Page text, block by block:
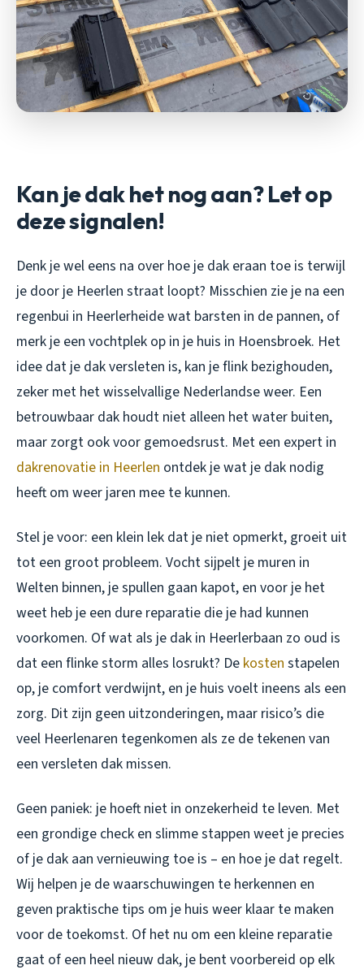
Kan je dak het nog aan? Let op
deze signalen!
Denk je wel eens na over hoe je dak eraan toe is terwijl
je door je Heerlen straat loopt? Misschien zie je na een
regenbui in Heerlerheide wat barsten in de pannen, of
merk je een vochtplek op in je huis in Hoensbroek. Het
idee dat je dak versleten is, kan je flink bezighouden,
zeker met het wisselvallige Nederlandse weer. Een
betrouwbaar dak houdt niet alleen het water buiten,
maar zorgt ook voor gemoedsrust. Met een expert in
dakrenovatie in Heerlen ontdek je wat je dak nodig
heeft om weer jaren mee te kunnen.
Stel je voor: een klein lek dat je niet opmerkt, groeit uit
tot een groot probleem. Vocht sijpelt je muren in
Welten binnen, je spullen gaan kapot, en voor je het
weet heb je een dure reparatie die je had kunnen
voorkomen. Of wat als je dak in Heerlerbaan zo oud is
dat een flinke storm alles losrukt? De kosten stapelen
op, je comfort verdwijnt, en je huis voelt ineens als een
zorg. Dit zijn geen uitzonderingen, maar risico’s die
veel Heerlenaren tegenkomen als ze de tekenen van
een versleten dak missen.
Geen paniek: je hoeft niet in onzekerheid te leven. Met
een grondige check en slimme stappen weet je precies
of je dak aan vernieuwing toe is – en hoe je dat regelt.
Wij helpen je de waarschuwingen te herkennen en
geven praktische tips om je huis weer klaar te maken
voor de toekomst. Of het nu om een kleine reparatie
gaat of een heel nieuw dak, je bent voorbereid op elk